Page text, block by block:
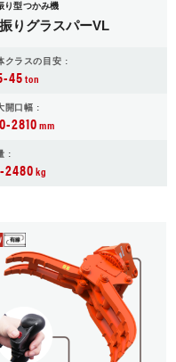
り型つかみ機
りグラスパーVL
クラスの目安 :
45ton
開口幅 :
2810mm
:
2480kg